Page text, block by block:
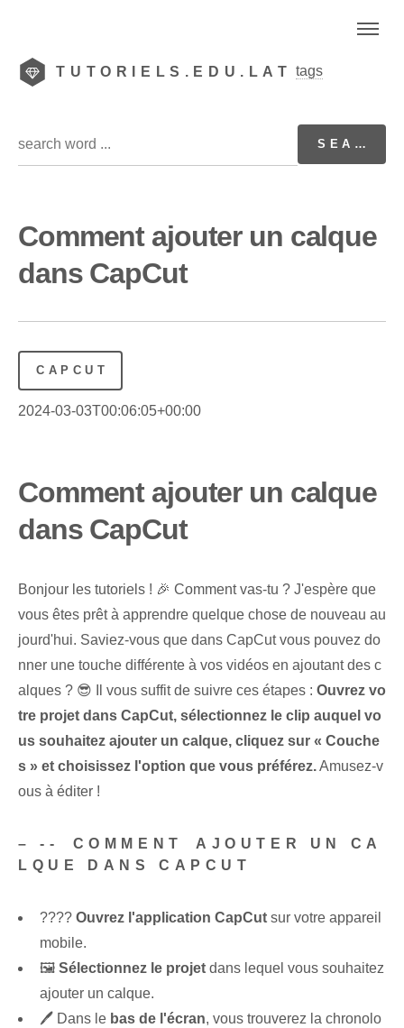
TUTORIELS.EDU.LAT tags
Comment ajouter un calque
dans CapCut
CAPCUT
2024-03-03T00:06:05+00:00
Comment ajouter un calque
dans CapCut
Bonjour les tutoriels ! ⁢🎉 ‍Comment vas-tu ? J'espère que
vous êtes prêt à apprendre quelque chose de nouveau au
jourd'hui. Saviez-vous que dans CapCut vous pouvez do
nner une touche différente à vos vidéos en ajoutant des c
alques ? 😎 Il vous suffit de suivre ces étapes : Ouvrez vo
tre projet dans CapCut, sélectionnez le clip auquel vo
us souhaitez ajouter un calque, cliquez sur « Couche
s » et choisissez l'option que vous préférez.Amusez-v
ous à éditer !
– -- ⁤COMMENT⁤ AJOUTER UN ‍CA
LQUE DANS CAPCUT
???? Ouvrez l'application CapCut sur votre appareil
mobile.
🖼️‍ Sélectionnez⁤ le projet ​dans lequel vous souhaitez
ajouter un calque.
🖊️ Dans le bas de l'écran, vous trouverez la chronolo